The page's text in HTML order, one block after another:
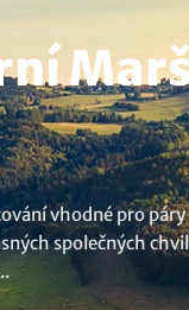
vhodné pro
společných
..